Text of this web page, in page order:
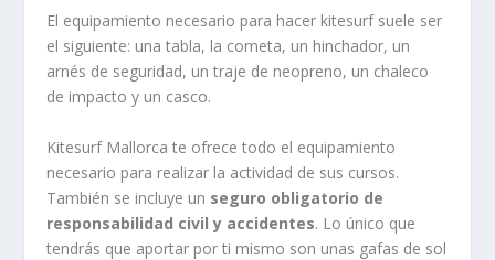
El equipamiento necesario para hacer kitesurf suele ser
el siguiente: una tabla, la cometa, un hinchador, un
arnés de seguridad, un traje de neopreno, un chaleco
de impacto y un casco.
Kitesurf Mallorca te ofrece todo el equipamiento
necesario para realizar la actividad de sus cursos.
También se incluye un seguro obligatorio de
responsabilidad civil y accidentes. Lo único que
tendrás que aportar por ti mismo son unas gafas de sol